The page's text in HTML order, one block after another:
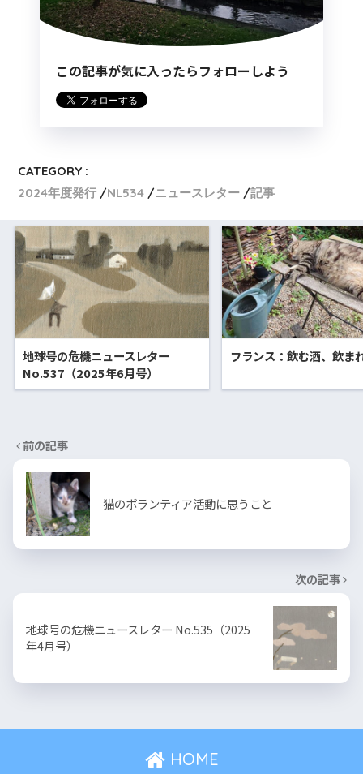
この記事が気に入ったらフォローしよう
CATEGORY :
2024年度発行
NL534 ニュースレター 記事
地球号の危機ニュースレター
No.537（2025年6月号）
フランス：飲む酒、飲ま
前の記事
猫のボランティア活動に思うこと
次の記事
地球号の危機ニュースレター No.535（2025
年4月号）
HOME